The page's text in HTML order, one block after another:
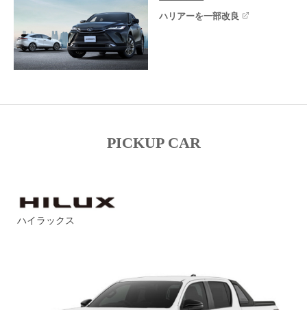
ハリアーを一部改良
PICKUP CAR
ハイラックス